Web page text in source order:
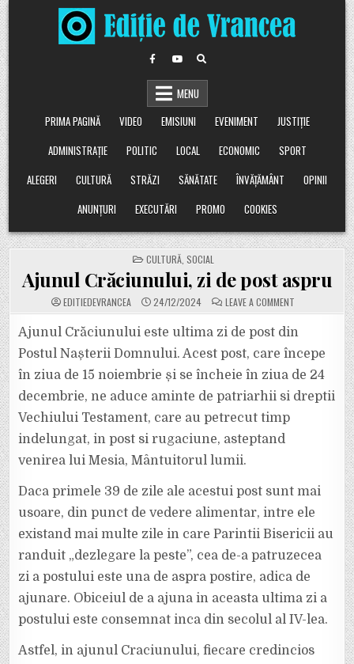
Skip
to
content
MENU
PRIMA PAGINĂ
VIDEO EMISIUNI EVENIMENT
JUSTIȚIE
ADMINISTRAȚIE
POLITIC LOCAL ECONOMIC
SPORT
ALEGERI
CULTURĂ STRĂZI SĂNĂTATE ÎNVĂȚĂMÂNT
OPINII
ANUNȚURI
EXECUTĂRI PROMO COOKIES
POSTED
IN
CULTURĂ, SOCIAL
Ajunul Crăciunului, zi de post aspru
EDITIEDEVRANCEA 24/12/2024 LEAVE A COMMENT
AJUNUL
CRĂCIUNULUI,
ZI
DE
POST
ASPRU
Ajunul Crăciunului este ultima zi de post din
Postul Nașterii Domnului. Acest post, care începe
în ziua de 15 noiembrie și se încheie în ziua de 24
decembrie, ne aduce aminte de patriarhii si dreptii
Vechiului Testament, care au petrecut timp
indelungat, in post si rugaciune, asteptand
venirea lui Mesia, Mântuitorul lumii.
Daca primele 39 de zile ale acestui post sunt mai
usoare, din punct de vedere alimentar, intre ele
existand mai multe zile in care Parintii Bisericii au
randuit „dezlegare la peste”, cea de-a patruzecea
zi a postului este una de aspra postire, adica de
ajunare. Obiceiul de a ajuna in aceasta ultima zi a
postului este consemnat inca din secolul al IV-lea.
Astfel, in ajunul Craciunului, fiecare credincios